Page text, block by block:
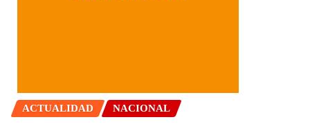
ACTUALIDAD NACIONAL